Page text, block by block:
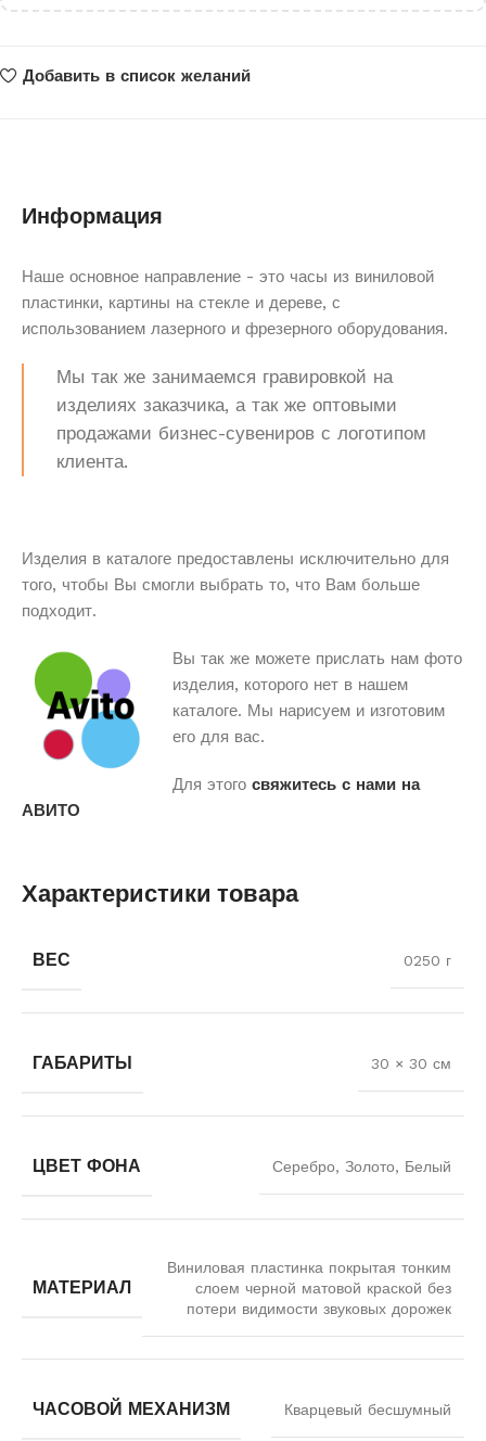
Добавить в список желаний
Информация
Наше основное направление - это часы из виниловой
пластинки, картины на стекле и дереве, с
использованием лазерного и фрезерного оборудования.
Мы так же занимаемся гравировкой на
изделиях заказчика, а так же оптовыми
продажами бизнес-сувениров с логотипом
клиента.
Изделия в каталоге предоставлены исключительно для
того, чтобы Вы смогли выбрать то, что Вам больше
подходит.
Вы так же можете прислать нам фото
изделия, которого нет в нашем
каталоге. Мы нарисуем и изготовим
его для вас.
Для этого свяжитесь с нами на
АВИТО
Характеристики товара
ВЕС 0250 г
ГАБАРИТЫ 30 × 30 см
ЦВЕТ ФОНА Серебро, Золото, Белый
МАТЕРИАЛ
Виниловая пластинка покрытая тонким
слоем черной матовой краской без
потери видимости звуковых дорожек
ЧАСОВОЙ МЕХАНИЗМ Кварцевый бесшумный